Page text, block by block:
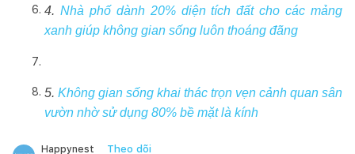
4. Nhà phố dành 20% diện tích đất cho các mảng
xanh giúp không gian sống luôn thoáng đãng
5. Không gian sống khai thác trọn vẹn cảnh quan sân
vườn nhờ sử dụng 80% bề mặt là kính
Happynest Theo dõi